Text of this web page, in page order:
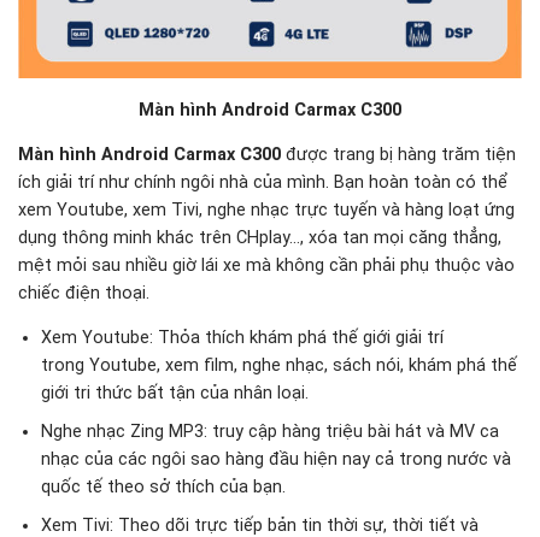
Màn hình Android Carmax C300
Màn hình Android Carmax C300 được trang bị hàng trăm tiện
ích giải trí như chính ngôi nhà của mình. Bạn hoàn toàn có thể
xem Youtube, xem Tivi, nghe nhạc trực tuyến và hàng loạt ứng
dụng thông minh khác trên CHplay…, xóa tan mọi căng thẳng,
mệt mỏi sau nhiều giờ lái xe mà không cần phải phụ thuộc vào
chiếc điện thoại.
Xem Youtube: Thỏa thích khám phá thế giới giải trí
trong Youtube, xem film, nghe nhạc, sách nói, khám phá thế
giới tri thức bất tận của nhân loại.
Nghe nhạc Zing MP3: truy cập hàng triệu bài hát và MV ca
nhạc của các ngôi sao hàng đầu hiện nay cả trong nước và
quốc tế theo sở thích của bạn.
Xem Tivi: Theo dõi trực tiếp bản tin thời sự, thời tiết và